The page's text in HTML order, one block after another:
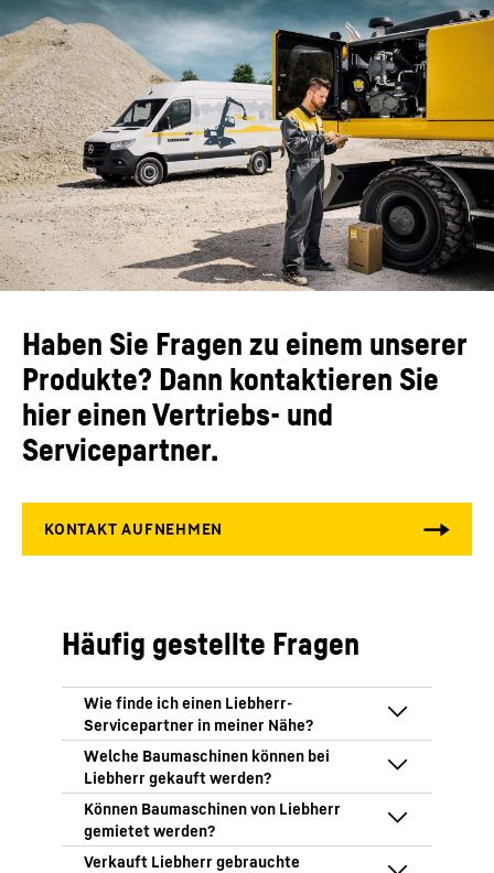
Haben Sie Fragen zu einem unserer
Produkte? Dann kontaktieren Sie
hier einen Vertriebs- und
Servicepartner.
Häufig gestellte Fragen
Um einen Liebherr-Servicepartner zu
finden, nutzen Sie unsere
Servicepartnersuche.
Liebherr bietet eine breite Palette an
Baumaschinen zum Kauf an. Dazu
gehören Turmdrehkrane, Mobilbaukrane,